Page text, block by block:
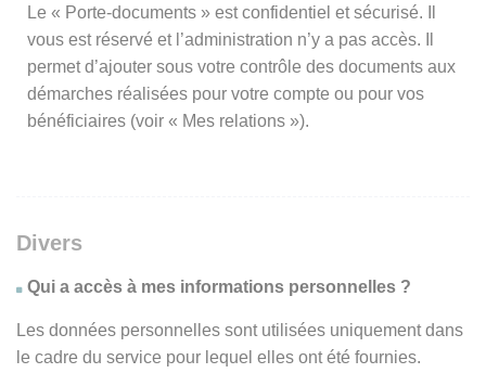
Le « Porte-documents » est confidentiel et sécurisé. Il
vous est réservé et l’administration n’y a pas accès. Il
permet d’ajouter sous votre contrôle des documents aux
démarches réalisées pour votre compte ou pour vos
bénéficiaires (voir « Mes relations »).
Divers
Qui a accès à mes informations personnelles ?
Les données personnelles sont utilisées uniquement dans
le cadre du service pour lequel elles ont été fournies.